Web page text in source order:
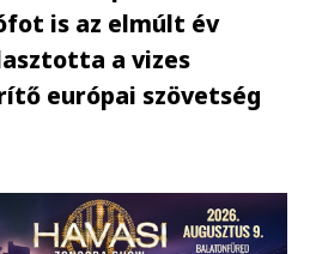
is az elmúlt év
a vizes
európai szövetség